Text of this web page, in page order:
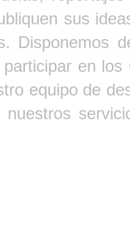
sus
Disponemos
en
equipo de
nuestros